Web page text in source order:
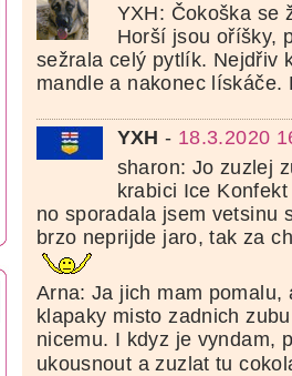
YXH: Čokoška se
Horší jsou oříšky,
sežrala celý pytlík. Nejdřiv
mandle a nakonec lískáče.
YXH - 18.3.2020
sharon: Jo zuzlej
krabici Ice
no sporadala jsem vetsinu
brzo neprijde jaro, tak za
Arna: Ja jich mam pomalu,
klapaky misto zadnich
nicemu. I kdyz je vyndam,
ukousnout a zuzlat tu